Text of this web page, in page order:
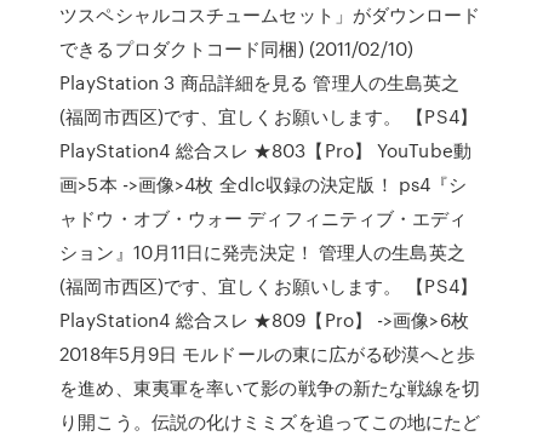
ツスペシャルコスチュームセット」がダウンロード
できるプロダクトコード同梱) (2011/02/10)
PlayStation 3 商品詳細を見る 管理人の生島英之
(福岡市西区)です、宜しくお願いします。 【PS4】
PlayStation4 総合スレ ★803【Pro】 YouTube動
画>5本 ->画像>4枚 全dlc収録の決定版！ ps4『シ
ャドウ・オブ・ウォー ディフィニティブ・エディ
ション』10月11日に発売決定！ 管理人の生島英之
(福岡市西区)です、宜しくお願いします。 【PS4】
PlayStation4 総合スレ ★809【Pro】 ->画像>6枚
2018年5月9日 モルドールの東に広がる砂漠へと歩
を進め、東夷軍を率いて影の戦争の新たな戦線を切
り開こう。伝説の化けミミズを追ってこの地にたど